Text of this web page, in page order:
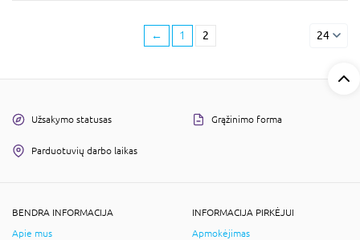
← 1 2 24
Užsakymo statusas Grąžinimo forma
Parduotuvių darbo laikas
BENDRA INFORMACIJA
Apie mus
INFORMACIJA PIRKĖJUI
Apmokėjimas